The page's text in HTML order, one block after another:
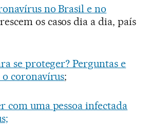
no Brasil e no
os casos dia a dia, país
se proteger? Perguntas e
o coronavírus;
com uma pessoa infectada